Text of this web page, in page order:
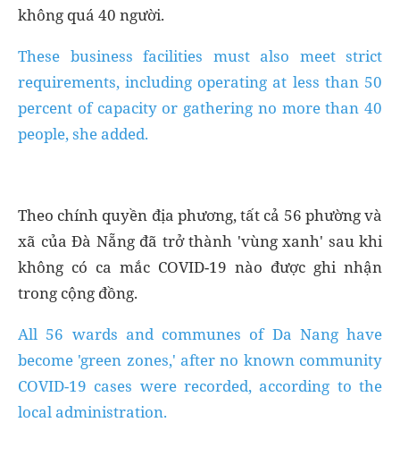
không quá 40 người.
These business facilities must also meet strict
requirements, including operating at less than 50
percent of capacity or gathering no more than 40
people, she added.
Theo chính quyền địa phương, tất cả 56 phường và
xã của Đà Nẵng đã trở thành 'vùng xanh' sau khi
không có ca mắc COVID-19 nào được ghi nhận
trong cộng đồng.
All 56 wards and communes of Da Nang have
become 'green zones,' after no known community
COVID-19 cases were recorded, according to the
local administration.